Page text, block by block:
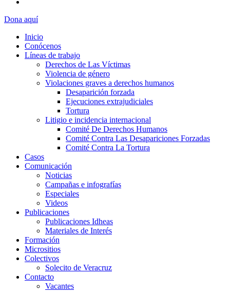
Dona aquí
Inicio
Conócenos
Líneas de trabajo
Derechos de Las Víctimas
Violencia de género
Violaciones graves a derechos humanos
Desaparición forzada​
Ejecuciones extrajudiciales
Tortura
Litigio e incidencia internacional
Comité De Derechos Humanos​
Comité Contra Las Desapariciones Forzadas
Comité Contra La Tortura​
Casos
Comunicación
Noticias
Campañas e infografías
Especiales
Videos
Publicaciones
Publicaciones Idheas
Materiales de Interés
Formación
Micrositios
Colectivos
Solecito de Veracruz
Contacto
Vacantes